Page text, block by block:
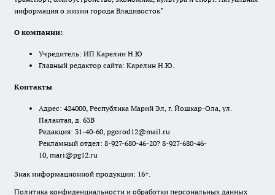
информация о жизни города Владивосток"
О компании:
Учредитель: ИП Карелин Н.Ю
Главный редактор сайта: Карелин Н.Ю.
Контакты
Адрес: 424000, Республика Марий Эл, г. Йошкар-Ола, ул.
Палантая, д. 63В
Редакция: 31-40-60, pgorod12@mail.ru
Рекламный отдел: 8-927-680-46-20? 8-927-680-46-
10, mari@pg12.ru
Знак информационной продукции: 16+.
Политика конфиденциальности и обработки персональных данных